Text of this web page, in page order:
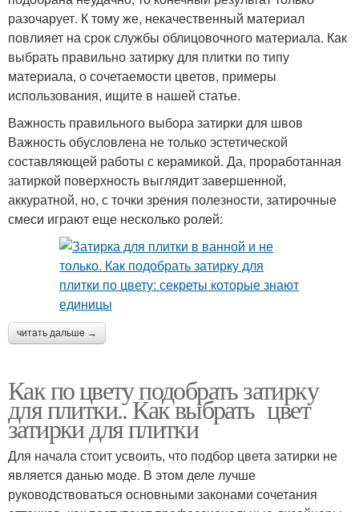
разочарует. К тому же, некачественный материал
повлияет на срок службы облицовочного материала. Как
выбрать правильно затирку для плитки по типу
материала, о сочетаемости цветов, примеры
использования, ищите в нашей статье.
Важность правильного выбора затирки для швов
Важность обусловлена не только эстетической
составляющей работы с керамикой. Да, проработанная
затиркой поверхность выглядит завершенной,
аккуратной, но, с точки зрения полезности, затирочные
смеси играют еще несколько ролей:
читать дальше →
Как по цвету подобрать затирку
для плитки.. Как выбрать цвет
затирки для плитки
Для начала стоит усвоить, что подбор цвета затирки не
является данью моде. В этом деле лучше
руководствоваться основными законами сочетания